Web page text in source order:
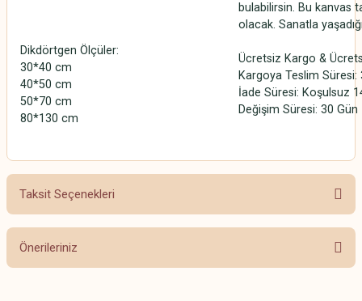
Dikdörtgen Ölçüler:
30*40 cm
40*50 cm
50*70 cm
80*130 cm
bulabilirsin. Bu kanvas
olacak. Sanatla
Ücretsiz Kargo &
Kargoya Teslim
İade Süresi: Koşulsuz
Değişim Süresi: 30 Gün
Taksit Seçenekleri
Önerileriniz